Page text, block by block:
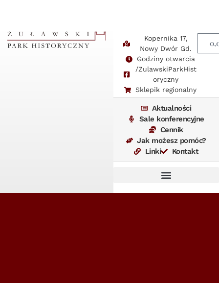
Kopernika 17,
Nowy Dwór Gd.
Godziny otwarcia
/ZulawskiParkHist
oryczny
Sklepik regionalny
Aktualności
Sale konferencyjne
Cennik
Jak możesz pomóc?
Linki
Kontakt